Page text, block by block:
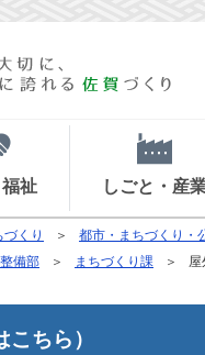
祉 しごと・産
くり 都市・まちづくり・
備部 まちづくり課 屋
ちら）